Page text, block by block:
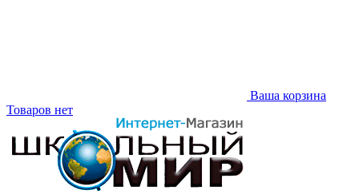
Ваша корзина
Товаров нет